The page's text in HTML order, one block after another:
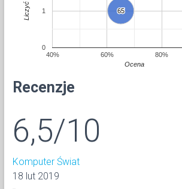
65
65
40% 60% 80%
0
1
Ocena
Liczyć
Recenzje
6,5/10
Komputer Świat
18 lut 2019